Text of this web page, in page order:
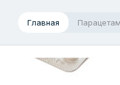
Главная